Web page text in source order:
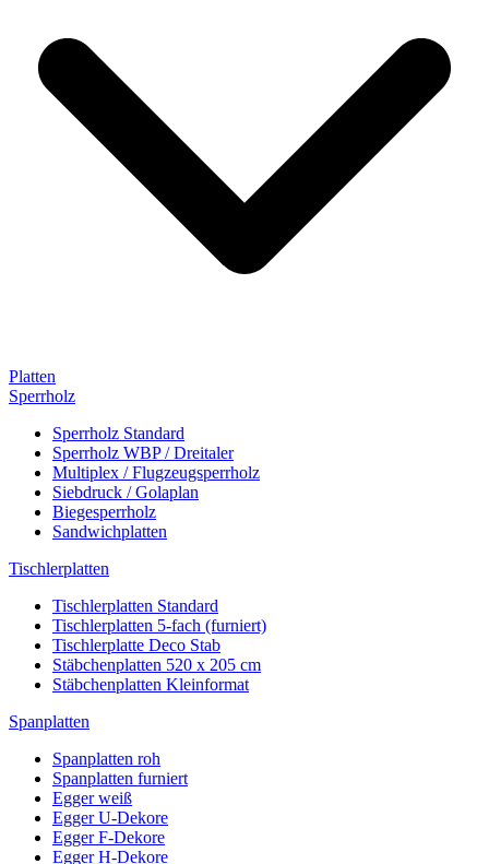
Platten
Sperrholz
Sperrholz Standard
Sperrholz WBP / Dreitaler
Multiplex / Flugzeugsperrholz
Siebdruck / Golaplan
Biegesperrholz
Sandwichplatten
Tischlerplatten
Tischlerplatten Standard
Tischlerplatten 5-fach (furniert)
Tischlerplatte Deco Stab
Stäbchenplatten 520 x 205 cm
Stäbchenplatten Kleinformat
Spanplatten
Spanplatten roh
Spanplatten furniert
Egger weiß
Egger U-Dekore
Egger F-Dekore
Egger H-Dekore